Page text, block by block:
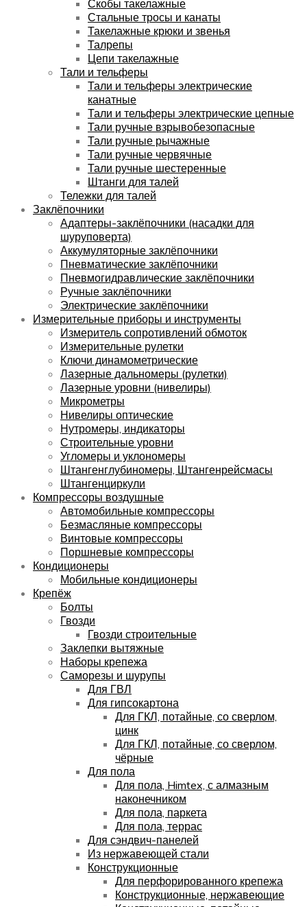
Скобы такелажные
Стальные тросы и канаты
Такелажные крюки и звенья
Талрепы
Цепи такелажные
Тали и тельферы
Тали и тельферы электрические
канатные
Тали и тельферы электрические цепные
Тали ручные взрывобезопасные
Тали ручные рычажные
Тали ручные червячные
Тали ручные шестеренные
Штанги для талей
Тележки для талей
Заклёпочники
Адаптеры-заклёпочники (насадки для
шуруповерта)
Аккумуляторные заклёпочники
Пневматические заклёпочники
Пневмогидравлические заклёпочники
Ручные заклёпочники
Электрические заклёпочники
Измерительные приборы и инструменты
Измеритель сопротивлений обмоток
Измерительные рулетки
Ключи динамометрические
Лазерные дальномеры (рулетки)
Лазерные уровни (нивелиры)
Микрометры
Нивелиры оптические
Нутромеры, индикаторы
Строительные уровни
Угломеры и уклономеры
Штангенглубиномеры, Штангенрейсмасы
Штангенциркули
Компрессоры воздушные
Автомобильные компрессоры
Безмасляные компрессоры
Винтовые компрессоры
Поршневые компрессоры
Кондиционеры
Мобильные кондиционеры
Крепёж
Болты
Гвозди
Гвозди строительные
Заклепки вытяжные
Наборы крепежа
Саморезы и шурупы
Для ГВЛ
Для гипсокартона
Для ГКЛ, потайные, со сверлом,
цинк
Для ГКЛ, потайные, со сверлом,
чёрные
Для пола
Для пола, Himtex, с алмазным
наконечником
Для пола, паркета
Для пола, террас
Для сэндвич-панелей
Из нержавеющей стали
Конструкционные
Для перфорированного крепежа
Конструкционные, нержавеющие